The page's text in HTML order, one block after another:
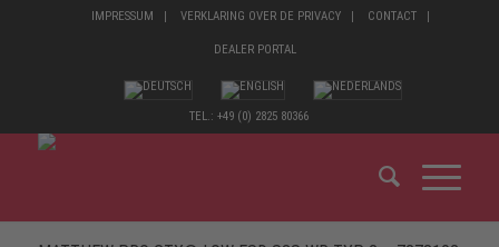
IMPRESSUM VERKLARING OVER DE PRIVACY CONTACT
DEALER PORTAL
TEL.: +49 (0) 2825 80366